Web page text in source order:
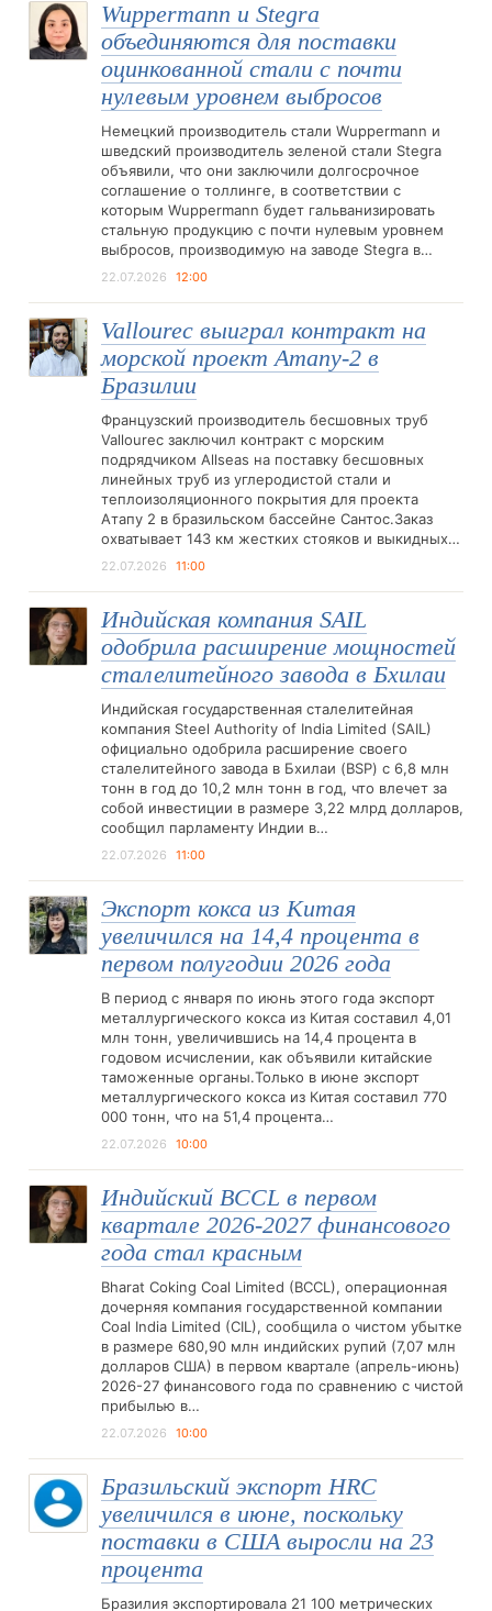
Wuppermann и Stegra
объединяются для поставки
оцинкованной стали с почти
нулевым уровнем выбросов
Немецкий производитель стали Wuppermann и
шведский производитель зеленой стали Stegra
объявили, что они заключили долгосрочное
соглашение о толлинге, в соответствии с
которым Wuppermann будет гальванизировать
стальную продукцию с почти нулевым уровнем
выбросов, производимую на заводе Stegra в…
22.07.2026 12:00
Vallourec выиграл контракт на
морской проект Атапу-2 в
Бразилии
Французский производитель бесшовных труб
Vallourec заключил контракт с морским
подрядчиком Allseas на поставку бесшовных
линейных труб из углеродистой стали и
теплоизоляционного покрытия для проекта
Атапу 2 в бразильском бассейне Сантос.Заказ
охватывает 143 км жестких стояков и выкидных…
22.07.2026 11:00
Индийская компания SAIL
одобрила расширение мощностей
сталелитейного завода в Бхилаи
Индийская государственная сталелитейная
компания Steel Authority of India Limited (SAIL)
официально одобрила расширение своего
сталелитейного завода в Бхилаи (BSP) с 6,8 млн
тонн в год до 10,2 млн тонн в год, что влечет за
собой инвестиции в размере 3,22 млрд долларов,
сообщил парламенту Индии в…
22.07.2026 11:00
Экспорт кокса из Китая
увеличился на 14,4 процента в
первом полугодии 2026 года
В период с января по июнь этого года экспорт
металлургического кокса из Китая составил 4,01
млн тонн, увеличившись на 14,4 процента в
годовом исчислении, как объявили китайские
таможенные органы.Только в июне экспорт
металлургического кокса из Китая составил 770
000 тонн, что на 51,4 процента…
22.07.2026 10:00
Индийский BCCL в первом
квартале 2026-2027 финансового
года стал красным
Bharat Coking Coal Limited (BCCL), операционная
дочерняя компания государственной компании
Coal India Limited (CIL), сообщила о чистом убытке
в размере 680,90 млн индийских рупий (7,07 млн
долларов США) в первом квартале (апрель-июнь)
2026-27 финансового года по сравнению с чистой
прибылью в…
22.07.2026 10:00
Бразильский экспорт HRC
увеличился в июне, поскольку
поставки в США выросли на 23
процента
Бразилия экспортировала 21 100 метрических